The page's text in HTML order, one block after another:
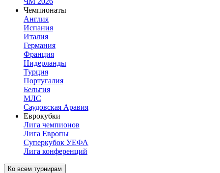
Чемпионаты
Англия
Испания
Италия
Германия
Франция
Нидерланды
Турция
Португалия
Бельгия
МЛС
Саудовская Аравия
Еврокубки
Лига чемпионов
Лига Европы
Суперкубок УЕФА
Лига конференций
Ко всем турнирам